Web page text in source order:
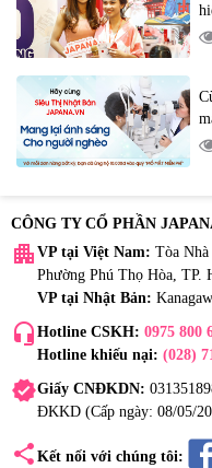
CÔNG TY CỔ PHẦN
apartment VP tại Việt Nam: Tòa
Phường Phú Thọ Hòa, TP.
VP tại Nhật Bản:
headset_mic Hotline CSKH: 0975 800
Hotline khiếu nại: (028)
verifiedGiấy CNĐKDN:
ĐKKD (Cấp ngày: 08/05/
share Kết nối với chúng tôi: